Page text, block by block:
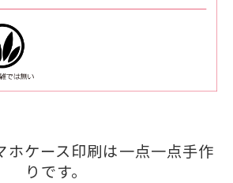
ホケース印刷は一点一点手作
りです。